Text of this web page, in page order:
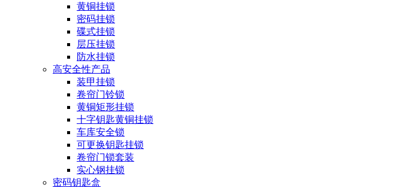
黄铜挂锁
密码挂锁
碟式挂锁
层压挂锁
防水挂锁
高安全性产品
装甲挂锁
卷帘门铃锁
黄铜矩形挂锁
十字钥匙黄铜挂锁
车库安全锁
可更换钥匙挂锁
卷帘门锁套装
实心钢挂锁
密码钥匙盒